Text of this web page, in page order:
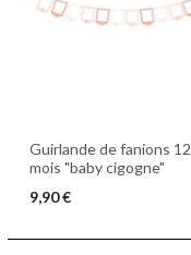
Guirlande de fanions 12
mois "baby cigogne"
9,90 €